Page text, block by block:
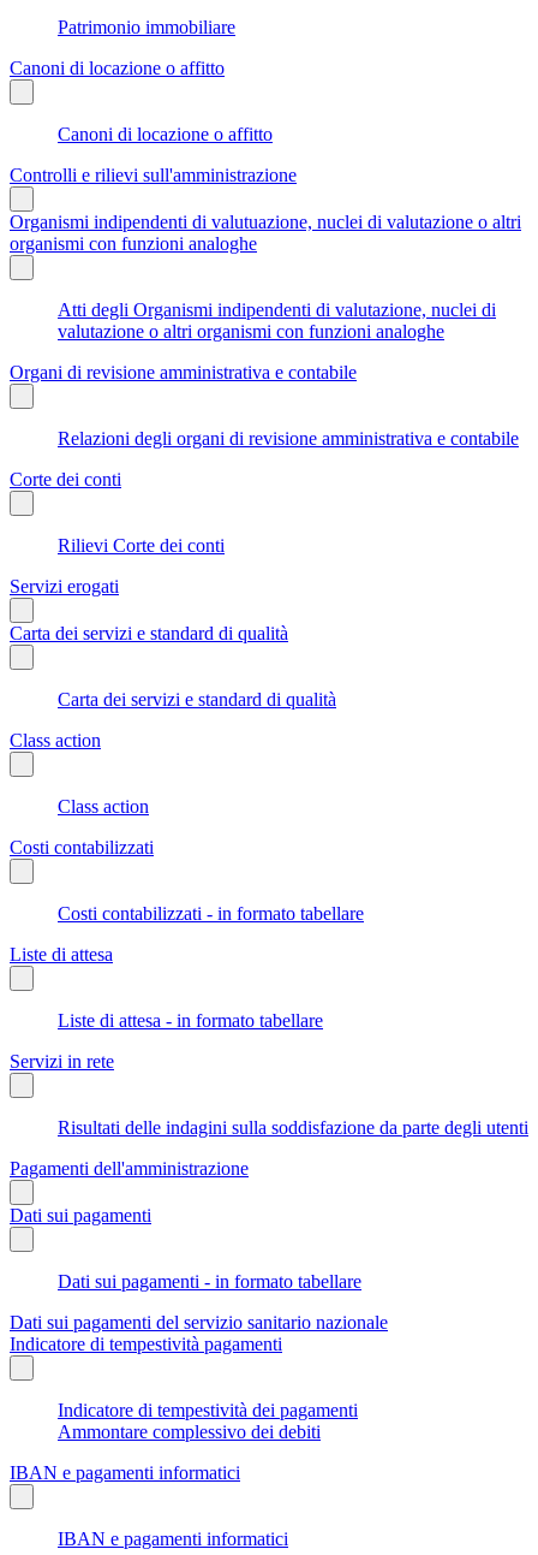
Patrimonio immobiliare
Canoni di locazione o affitto
Canoni di locazione o affitto
Controlli e rilievi sull'amministrazione
Organismi indipendenti di valutuazione, nuclei di valutazione o altri
organismi con funzioni analoghe
Atti degli Organismi indipendenti di valutazione, nuclei di
valutazione o altri organismi con funzioni analoghe
Organi di revisione amministrativa e contabile
Relazioni degli organi di revisione amministrativa e contabile
Corte dei conti
Rilievi Corte dei conti
Servizi erogati
Carta dei servizi e standard di qualità
Carta dei servizi e standard di qualità
Class action
Class action
Costi contabilizzati
Costi contabilizzati - in formato tabellare
Liste di attesa
Liste di attesa - in formato tabellare
Servizi in rete
Risultati delle indagini sulla soddisfazione da parte degli utenti
Pagamenti dell'amministrazione
Dati sui pagamenti
Dati sui pagamenti - in formato tabellare
Dati sui pagamenti del servizio sanitario nazionale
Indicatore di tempestività pagamenti
Indicatore di tempestività dei pagamenti
Ammontare complessivo dei debiti
IBAN e pagamenti informatici
IBAN e pagamenti informatici